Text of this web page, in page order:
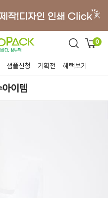
0
샘플신청 기획전 혜택보기
이템